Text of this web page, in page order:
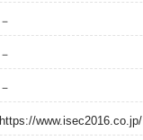
－
－
－
https://www.isec2016.co.jp/